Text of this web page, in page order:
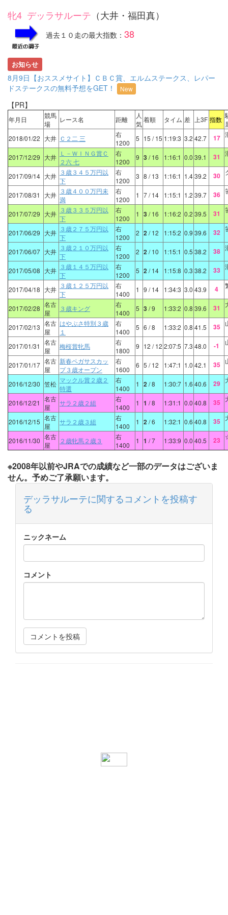
牝4 デッラサルーテ （大井・福田真）
過去１０走の最大指数： 38
お知らせ
8月9日【おススメサイト】ＣＢＣ賞、エルムステークス、レパー
ドステークスの無料予想をGET！
New
【PR】
年月日
競馬
場
レース名 距離
人
気
着順 タイム 差 上3F 指数
2018/01/22 大井 Ｃ２二 三
右
1200
5 15 / 15 1:19:3 3.2 42.7 17
2017/12/29 大井 Ｌ－ＷＩＮＧ賞Ｃ
２六 七
右
1200
9 3/ 16 1:16:1 0.0 39.1 31
2017/09/14 大井 ３歳３４５万円以
下
右
1200
3 8 / 13 1:16:1 1.439.2 30
2017/08/31
大井 ３歳４００万円未
満
右
1200
1 7/ 14 1:15:1 1.2 39.7 36
2017/07/29 大井 ３歳３３５万円以
下
右
1200
1 3/ 16 1:16:2 0.2 39.5 31
2017/06/29 大井 ３歳２７５万円以
下
右
1200
2 2/ 12 1:15:2 0.9 39.6 32
2017/06/07 大井 ３歳２１０万円以
下
右
1200
2 2/ 10 1:15:1 0.5 38.2 38
2017/05/08 大井 ３歳１４５万円以
下
右
1200
5 2/ 14 1:15:8 0.3 38.2 33
2017/04/18 大井 ３歳１２５万円以
下
右
1400
1 9 / 14 1:34:3 3.0 43.9 4
2017/02/28 名古
屋
３歳キング
右
1400
5 3/ 9 1:33:2 0.8 39.6 31
2017/02/13 名古
屋
はやぶさ特別３歳
１
右
1400
5 6 / 8 1:33:2 0.8 41.5 35
2017/01/31 名古
屋
梅桜賞牝馬
右
1800
9 12 / 12 2:07:5 7.3 48.0 -1
2017/01/17 名古
屋
新春ペガサスカッ
プ３歳オープン
右
1600
6 5 / 12 1:47:1 1.0 42.1 35
2016/12/30 笠松 マックル賞２歳２
特選
右
1400
1 2/ 8 1:30:7 1.6 40.6 29
2016/12/21 名古
屋
サラ２歳２組
右
1400
1 1 / 8 1:31:1 0.0 40.8 35
2016/12/15 名古
屋
サラ２歳３組
右
1400
1 2/ 6 1:32:1 0.6 40.8 35
2016/11/30 名古
屋
２歳牝馬２歳３
右
1400
1 1 / 7 1:33:9 0.0 40.5 23
※2008年以前やJRAでの成績など一部のデータはございま
せん。予めご了承願います。
デッラサルーテに関するコメントを投稿す
る
ニックネーム
コメント